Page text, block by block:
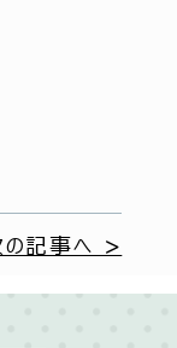
記事へ >